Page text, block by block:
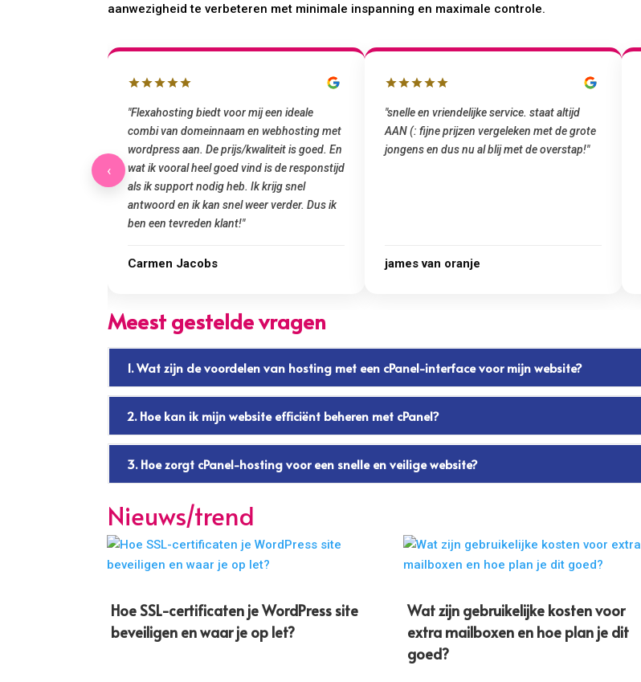
aanwezigheid te verbeteren met minimale inspanning en maximale controle.
"Flexahosting biedt voor mij een ideale
combi van domeinnaam en webhosting met
wordpress aan. De prijs/kwaliteit is goed. En
wat ik vooral heel goed vind is de responstijd
als ik support nodig heb. Ik krijg snel
antwoord en ik kan snel weer verder. Dus ik
ben een tevreden klant!"
Carmen Jacobs
"snelle en vriendelijke service. staat altijd
AAN (: fijne prijzen vergeleken met de grote
jongens en dus nu al blij met de overstap!"
james van oranje
‹
Meest gestelde vragen
1. Wat zijn de voordelen van hosting met een cPanel-interface voor mijn website?
2. Hoe kan ik mijn website efficiënt beheren met cPanel?
3. Hoe zorgt cPanel-hosting voor een snelle en veilige website?
Nieuws/trend
Hoe SSL-certificaten je WordPress site
beveiligen en waar je op let?
Wat zijn gebruikelijke kosten voor
extra mailboxen en hoe plan je dit
goed?